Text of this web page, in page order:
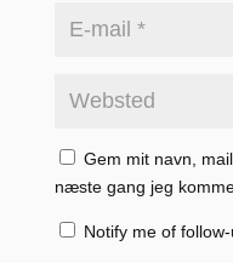
Gem mit navn,
næste gang jeg
Notify me of